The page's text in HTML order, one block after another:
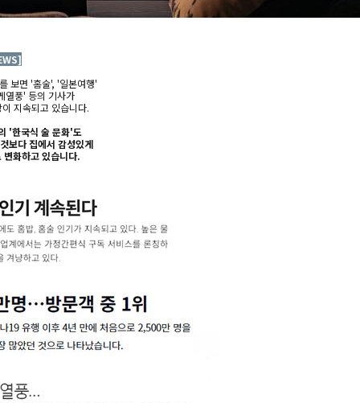
보면 '홈술', '일본여행'
열풍' 등의 기사가
지속되고 있습니다.
'한국식 술 문화'도
보다 집에서 감성있게
변화하고 있습니다.